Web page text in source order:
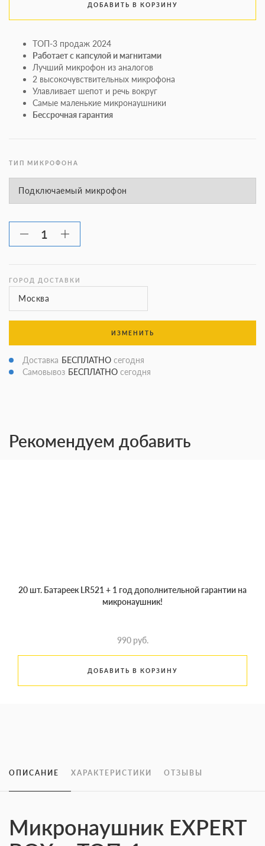
ДОБАВИТЬ В КОРЗИНУ
ТОП-3 продаж 2024
Работает с капсулой и магнитами
Лучший микрофон из аналогов
2 высокочувствительных микрофона
Улавливает шепот и речь вокруг
Самые маленькие микронаушники
Бессрочная гарантия
ТИП МИКРОФОНА
ГОРОД ДОСТАВКИ
ИЗМЕНИТЬ
Доставка БЕСПЛАТНО сегодня
Самовывоз БЕСПЛАТНО сегодня
Рекомендуем добавить
20 шт. Батареек LR521 + 1 год дополнительной гарантии на
микронаушник!
990 руб.
ДОБАВИТЬ В КОРЗИНУ
ОПИСАНИЕ ХАРАКТЕРИСТИКИ ОТЗЫВЫ
Микронаушник EXPERT